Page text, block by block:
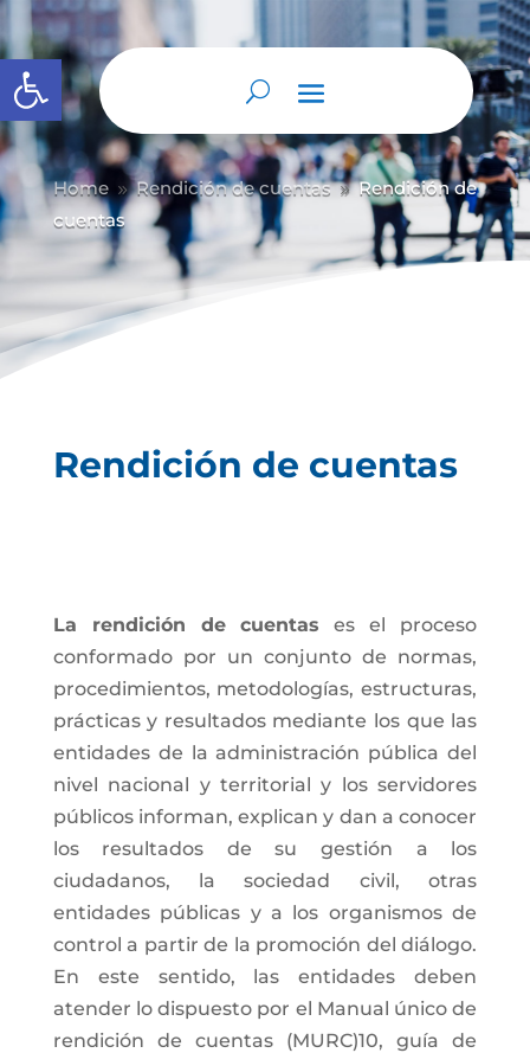
Abrir barra de herramientas
Home 9 Rendición de cuentas 9 Rendición de
cuentas
Rendición de cuentas
La rendición de cuentas es el proceso
conformado por un conjunto de normas,
procedimientos, metodologías, estructuras,
prácticas y resultados mediante los que las
entidades de la administración pública del
nivel nacional y territorial y los servidores
públicos informan, explican y dan a conocer
los resultados de su gestión a los
ciudadanos, la sociedad civil, otras
entidades públicas y a los organismos de
control a partir de la promoción del diálogo.
En este sentido, las entidades deben
atender lo dispuesto por el Manual único de
rendición de cuentas (MURC)10, guía de